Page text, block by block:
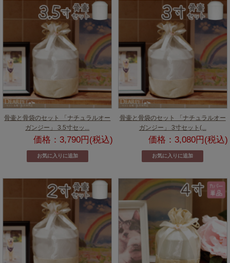
骨壷と骨袋のセット 「ナチュラルオー
ガンジー」 3.5寸セッ...
価格：3,790円(税込)
骨壷と骨袋のセット 「ナチュラルオー
ガンジー」 3寸セット(...
価格：3,080円(税込)